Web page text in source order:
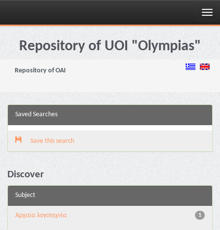
Skip
navigationRepository of UOI "Olympias"
Repository of OAI
Saved Searches
Save this search
Discover
Subject
1
Αρχαία λογοτεχνία